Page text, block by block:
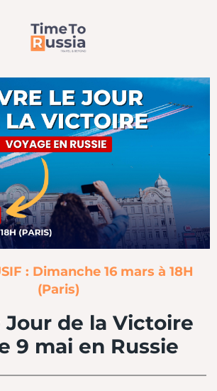
: Dimanche 16 mars à 18H
(Paris)
Jour de la Victoire
9 mai en Russie